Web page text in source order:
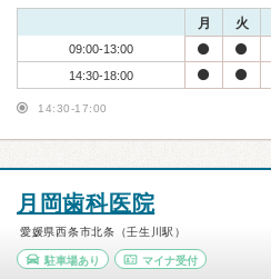
月 火
09:00-13:00
14:30-18:00
14:30-17:00
月岡歯科医院
愛媛県西条市北条（壬生川駅）
駐車場あり マイナ受付